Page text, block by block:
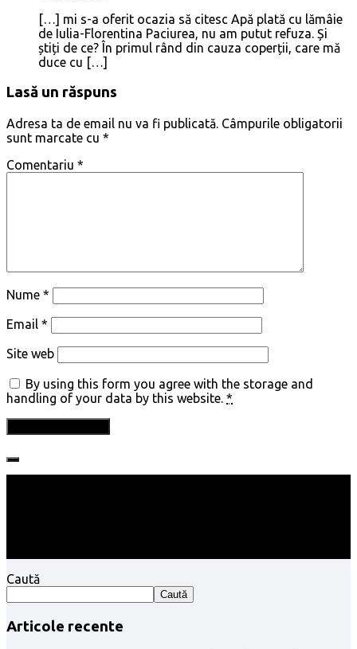
[…] mi s-a oferit ocazia să citesc Apă plată cu lămâie
de Iulia-Florentina Paciurea, nu am putut refuza. Și
știți de ce? În primul rând din cauza coperții, care mă
duce cu […]
Lasă un răspuns
Adresa ta de email nu va fi publicată. Câmpurile obligatorii
sunt marcate cu *
Comentariu *
Nume *
Email *
Site web
By using this form you agree with the storage and
handling of your data by this website. *
Caută
Caută
Articole recente